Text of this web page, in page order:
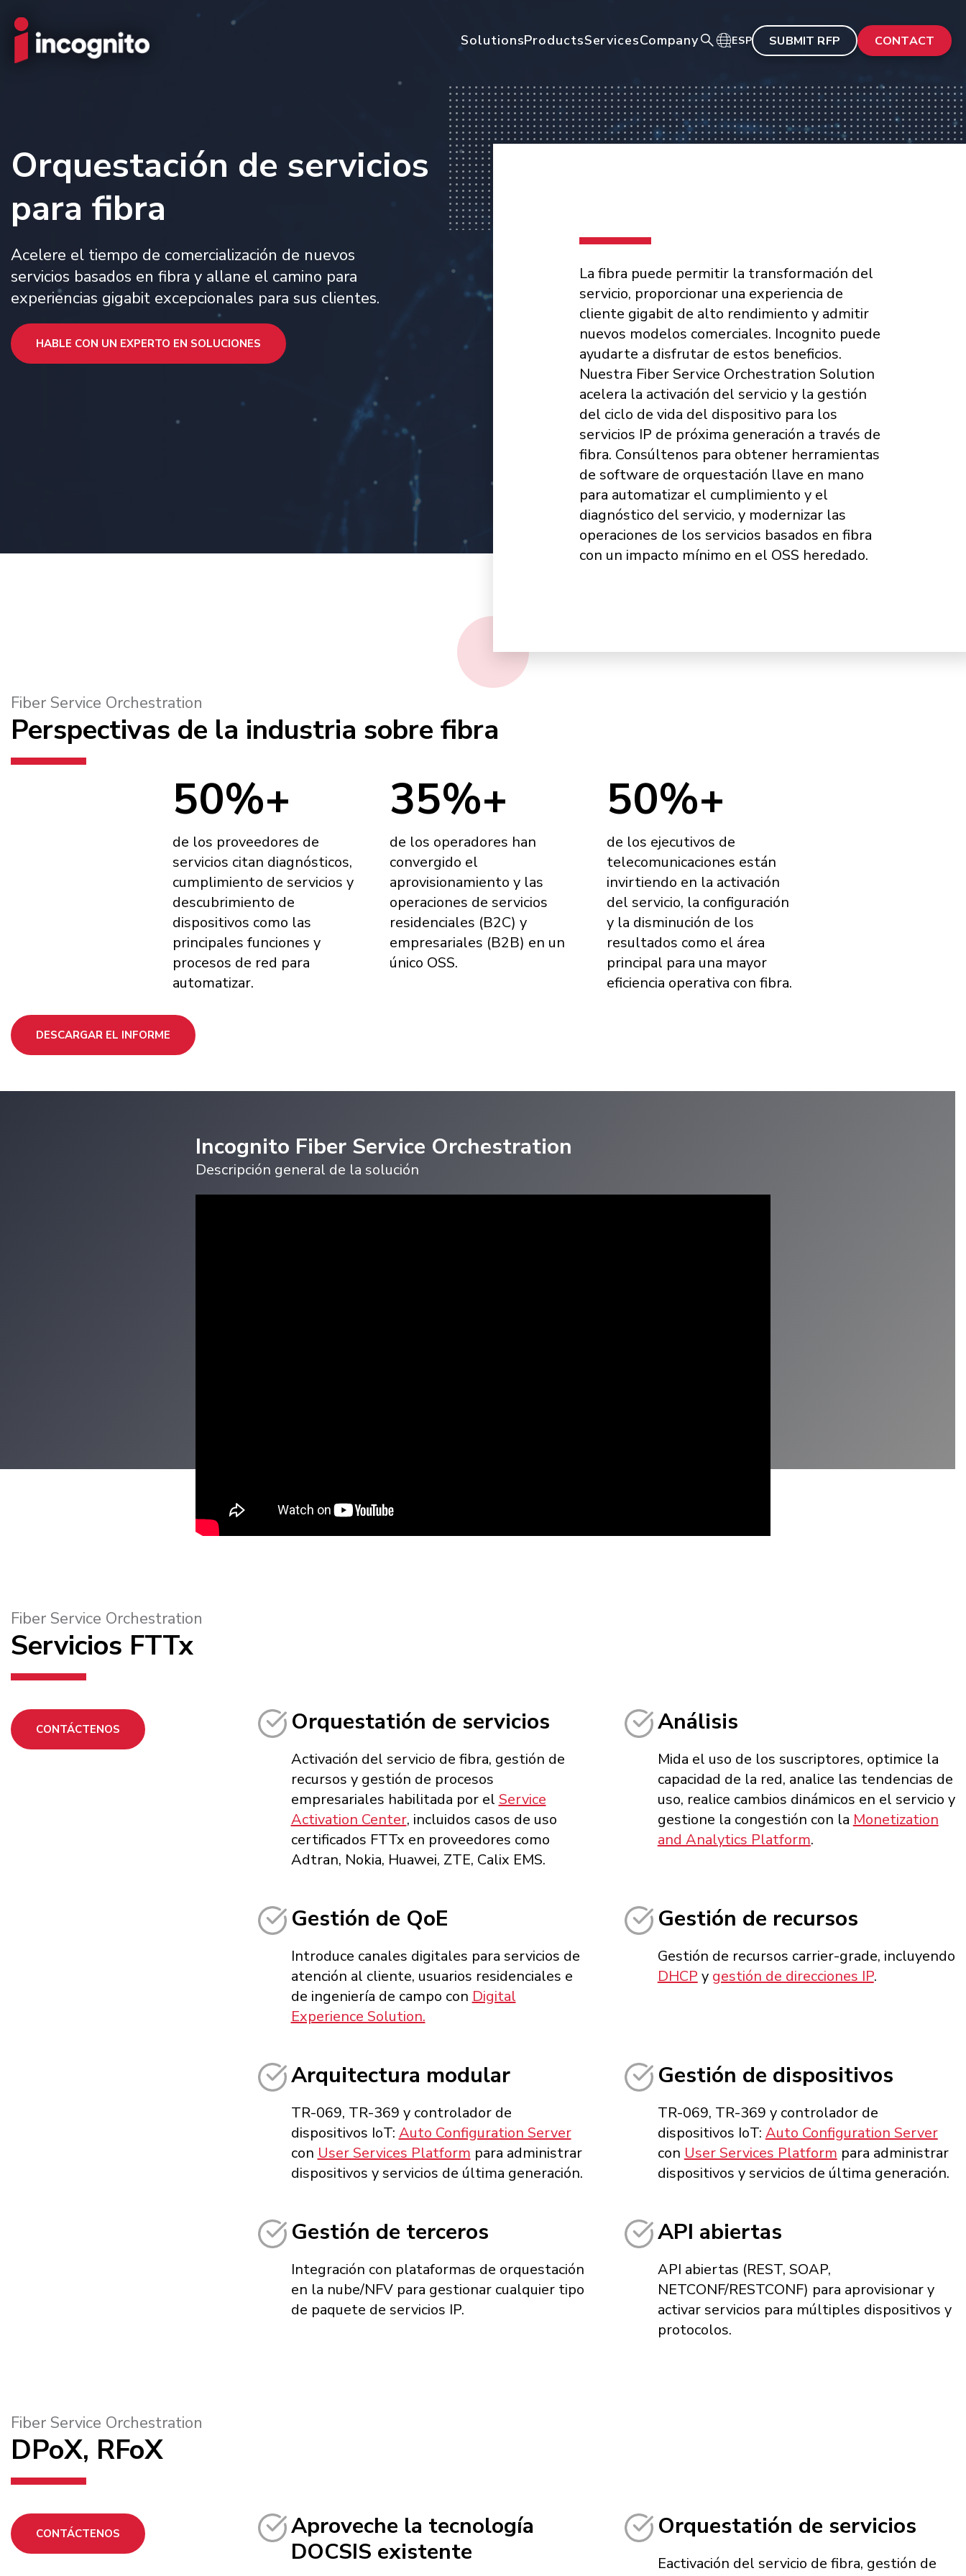
SolutionsProductsServicesCompany ESP SUBMIT RFP CONTACT
Orquestación de servicios
para fibra
Acelere el tiempo de comercialización de nuevos
servicios basados en fibra y allane el camino para
experiencias gigabit excepcionales para sus clientes.
HABLE CON UN EXPERTO EN SOLUCIONES
La fibra puede permitir la transformación del
servicio, proporcionar una experiencia de
cliente gigabit de alto rendimiento y admitir
nuevos modelos comerciales. Incognito puede
ayudarte a disfrutar de estos beneficios.
Nuestra Fiber Service Orchestration Solution
acelera la activación del servicio y la gestión
del ciclo de vida del dispositivo para los
servicios IP de próxima generación a través de
fibra. Consúltenos para obtener herramientas
de software de orquestación llave en mano
para automatizar el cumplimiento y el
diagnóstico del servicio, y modernizar las
operaciones de los servicios basados en fibra
con un impacto mínimo en el OSS heredado.
Fiber Service Orchestration
Perspectivas de la industria sobre fibra
50%+
de los proveedores de
servicios citan diagnósticos,
cumplimiento de servicios y
descubrimiento de
dispositivos como las
principales funciones y
procesos de red para
automatizar.
35%+
de los operadores han
convergido el
aprovisionamiento y las
operaciones de servicios
residenciales (B2C) y
empresariales (B2B) en un
único OSS.
50%+
de los ejecutivos de
telecomunicaciones están
invirtiendo en la activación
del servicio, la configuración
y la disminución de los
resultados como el área
principal para una mayor
eficiencia operativa con fibra.
DESCARGAR EL INFORME
Incognito Fiber Service Orchestration
Descripción general de la solución
Fiber Service Orchestration
Servicios FTTx
CONTÁCTENOS Orquestatión de servicios
Activación del servicio de fibra, gestión de
recursos y gestión de procesos
empresariales habilitada por el Service
Activation Center, incluidos casos de uso
certificados FTTx en proveedores como
Adtran, Nokia, Huawei, ZTE, Calix EMS.
Análisis
Mida el uso de los suscriptores, optimice la
capacidad de la red, analice las tendencias de
uso, realice cambios dinámicos en el servicio y
gestione la congestión con la Monetization
and Analytics Platform.
Gestión de QoE
Introduce canales digitales para servicios de
atención al cliente, usuarios residenciales e
de ingeniería de campo con Digital
Experience Solution.
Gestión de recursos
Gestión de recursos carrier-grade, incluyendo
DHCP y gestión de direcciones IP.
Arquitectura modular
TR-069, TR-369 y controlador de
dispositivos IoT: Auto Configuration Server
con User Services Platform para administrar
dispositivos y servicios de última generación.
Gestión de dispositivos
TR-069, TR-369 y controlador de
dispositivos IoT: Auto Configuration Server
con User Services Platform para administrar
dispositivos y servicios de última generación.
Gestión de terceros
Integración con plataformas de orquestación
en la nube/NFV para gestionar cualquier tipo
de paquete de servicios IP.
API abiertas
API abiertas (REST, SOAP,
NETCONF/RESTCONF) para aprovisionar y
activar servicios para múltiples dispositivos y
protocolos.
Fiber Service Orchestration
DPoX, RFoX
CONTÁCTENOS
Aproveche la tecnología
DOCSIS existente
Orquestatión de servicios
Eactivación del servicio de fibra, gestión de